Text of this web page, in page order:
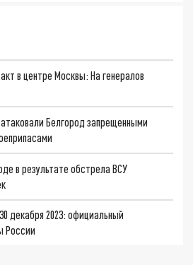
в центре Москвы: На генералов
Белгород запрещенными
в результате обстрела ВСУ
декабря 2023: официальный
России